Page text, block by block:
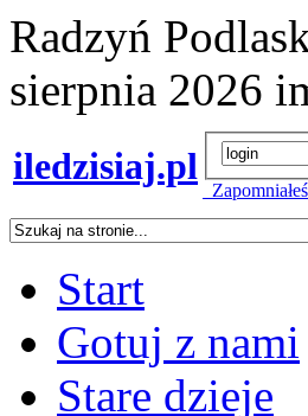
Radzyń
sierpnia 2026
iledzisiaj.pl
Start
Gotuj z nami
Stare dzieje